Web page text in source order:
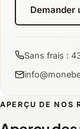
Demander
Sans frais :
APERÇU DE NOS